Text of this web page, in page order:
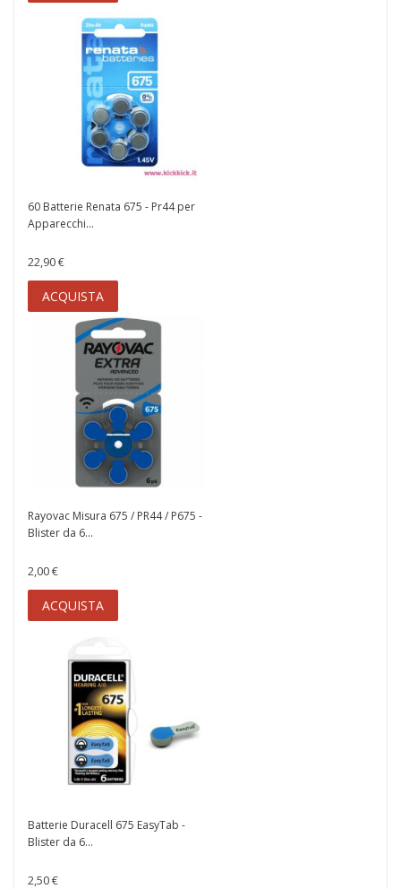
60 Batterie Renata 675 - Pr44 per
Apparecchi...
22,90 €
ACQUISTA
Rayovac Misura 675 / PR44 / P675 -
Blister da 6...
2,00 €
ACQUISTA
Batterie Duracell 675 EasyTab -
Blister da 6...
2,50 €